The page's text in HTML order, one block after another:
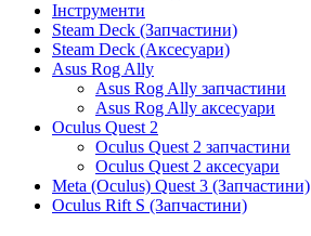
Інструменти
Steam Deck (Запчастини)
Steam Deck (Аксесуари)
Asus Rog Ally
Asus Rog Ally запчастини
Asus Rog Ally аксесуари
Oculus Quest 2
Oculus Quest 2 запчастини
Oculus Quest 2 аксесуари
Meta (Oculus) Quest 3 (Запчастини)
Oculus Rift S (Запчастини)